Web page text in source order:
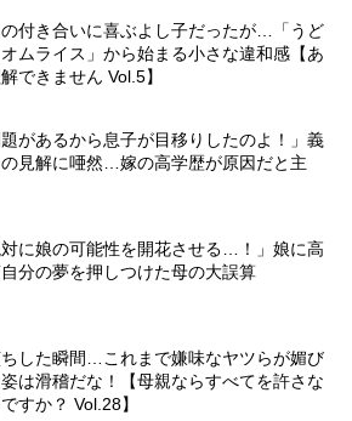
付き合いに喜ぶよし子だったが…「うど
ムライス」から始まる小さな違和感【あ
できません Vol.5】
題があるから息子が目移りしたのよ！」義
見解に唖然…嫁の高学歴が原因だと主
対に娘の可能性を開花させる…！」娘に高
分の夢を押しつけた母の大誤算
した瞬間…これまで嫌味なヤツらが媚び
は滑稽だな！【母親ならすべてを許さな
すか？ Vol.28】